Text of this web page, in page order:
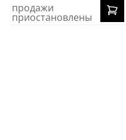
продажи
приостановлены